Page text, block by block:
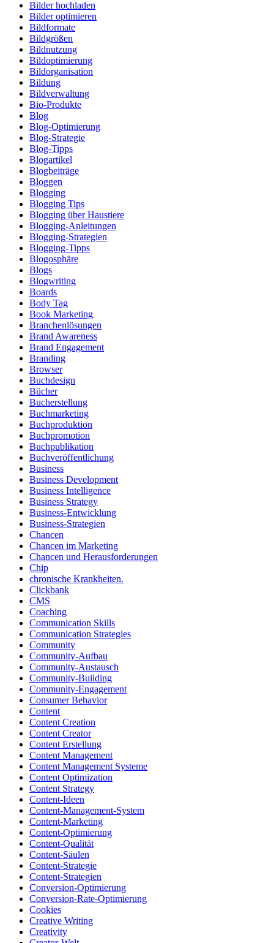
Bilder hochladen
Bilder optimieren
Bildformate
Bildgrößen
Bildnutzung
Bildoptimierung
Bildorganisation
Bildung
Bildverwaltung
Bio-Produkte
Blog
Blog-Optimierung
Blog-Strategie
Blog-Tipps
Blogartikel
Blogbeiträge
Bloggen
Blogging
Blogging Tips
Blogging über Haustiere
Blogging-Anleitungen
Blogging-Strategien
Blogging-Tipps
Blogosphäre
Blogs
Blogwriting
Boards
Body Tag
Book Marketing
Branchenlösungen
Brand Awareness
Brand Engagement
Branding
Browser
Buchdesign
Bücher
Bucherstellung
Buchmarketing
Buchproduktion
Buchpromotion
Buchpublikation
Buchveröffentlichung
Business
Business Development
Business Intelligence
Business Strategy
Business-Entwicklung
Business-Strategien
Chancen
Chancen im Marketing
Chancen und Herausforderungen
Chip
chronische Krankheiten.
Clickbank
CMS
Coaching
Communication Skills
Communication Strategies
Community
Community-Aufbau
Community-Austausch
Community-Building
Community-Engagement
Consumer Behavior
Content
Content Creation
Content Creator
Content Erstellung
Content Management
Content Management Systeme
Content Optimization
Content Strategy
Content-Ideen
Content-Management-System
Content-Marketing
Content-Optimierung
Content-Qualität
Content-Säulen
Content-Strategie
Content-Strategien
Conversion-Optimierung
Conversion-Rate-Optimierung
Cookies
Creative Writing
Creativity